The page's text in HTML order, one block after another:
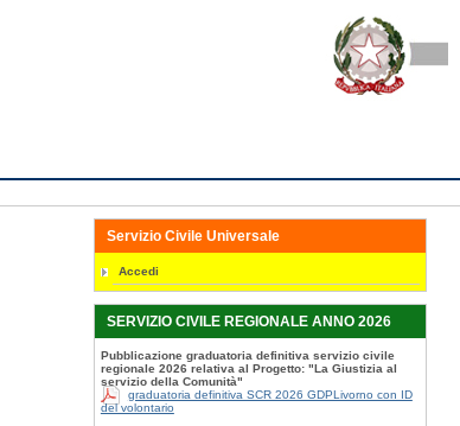
Servizio Civile Universale
Accedi
SERVIZIO CIVILE REGIONALE ANNO 2026
Pubblicazione graduatoria definitiva servizio civile
regionale 2026 relativa al Progetto: "La Giustizia al
servizio della Comunità"
graduatoria definitiva SCR 2026 GDPLivorno con ID
del volontario